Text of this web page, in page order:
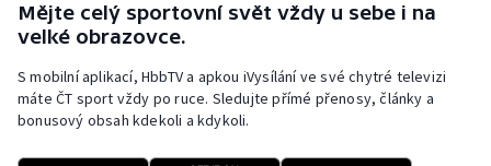
Mějte celý sportovní svět vždy u sebe i na
velké obrazovce.
S mobilní aplikací, HbbTV a apkou iVysílání ve své chytré televizi
máte ČT sport vždy po ruce. Sledujte přímé přenosy, články a
bonusový obsah kdekoli a kdykoli.